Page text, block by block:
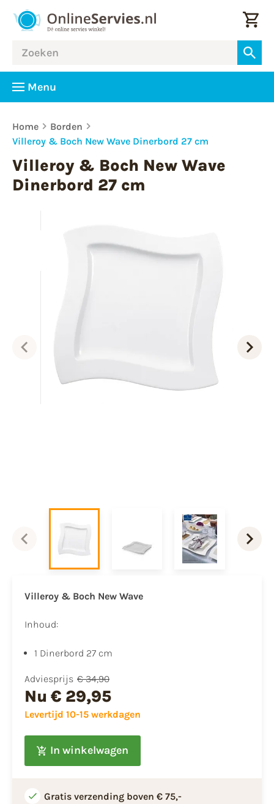
Menu
Home
Borden
Villeroy & Boch New Wave Dinerbord 27 cm
Villeroy & Boch New Wave
Dinerbord 27 cm
Villeroy & Boch New Wave
Inhoud:
1 Dinerbord 27 cm
Adviesprijs € 34,90
Nu € 29,95
Levertijd 10-15 werkdagen
In winkelwagen
Gratis verzending boven € 75,-